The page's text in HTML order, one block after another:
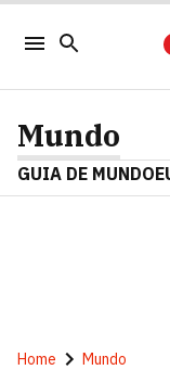
Mundo
GUIA DE MUNDO
Home Mundo